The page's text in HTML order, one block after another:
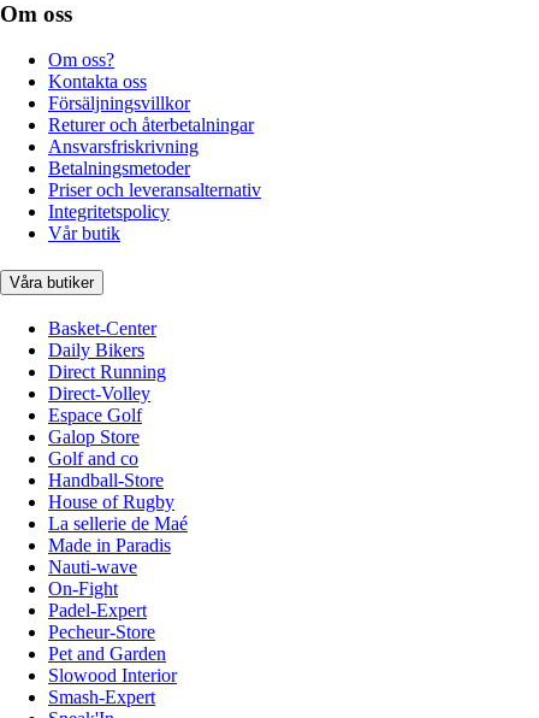
Om oss
Om oss?
Kontakta oss
Försäljningsvillkor
Returer och återbetalningar
Ansvarsfriskrivning
Betalningsmetoder
Priser och leveransalternativ
Integritetspolicy
Vår butik
Våra butiker
Basket-Center
Daily Bikers
Direct Running
Direct-Volley
Espace Golf
Galop Store
Golf and co
Handball-Store
House of Rugby
La sellerie de Maé
Made in Paradis
Nauti-wave
On-Fight
Padel-Expert
Pecheur-Store
Pet and Garden
Slowood Interior
Smash-Expert